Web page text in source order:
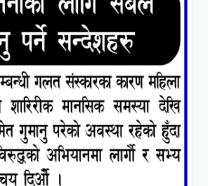
खारेज हुनसक्छ,
खनाल
जन्माष्टमिको दिन जयगढमा
देउडा खेल हुँने
७
पनि त उडाउछौ । ८